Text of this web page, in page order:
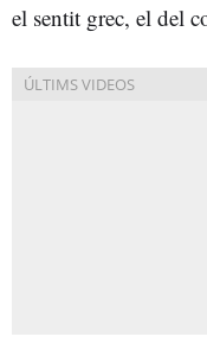
el sentit grec, el del